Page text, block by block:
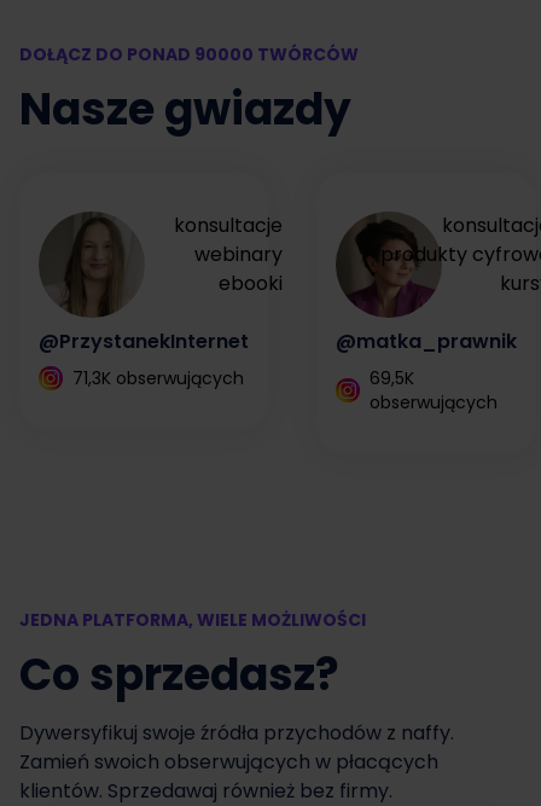
DOŁĄCZ DO PONAD 90000 TWÓRCÓW
Nasze gwiazdy
konsultacje
webinary
ebooki
@PrzystanekInternet
71,3K obserwujących
produkty
@matka_prawnik
69,5K
obserwujących
JEDNA PLATFORMA, WIELE MOŻLIWOŚCI
Co sprzedasz?
Dywersyfikuj swoje źródła przychodów z naffy.
Zamień swoich obserwujących w płacących
klientów. Sprzedawaj również bez firmy.